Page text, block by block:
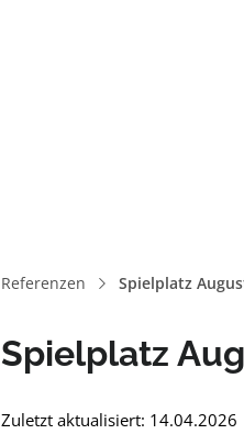
Referenzen Spielplatz
Spielplatz
Zuletzt aktualisiert: 14.04.2026